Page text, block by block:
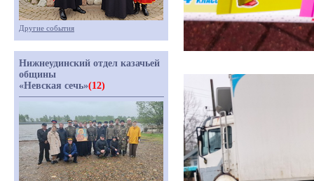
Другие события
Нижнеудинский отдел казачьей
общины
«Невская сечь»(12)